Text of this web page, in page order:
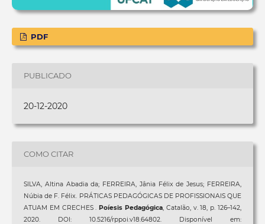
PDF
PUBLICADO
20-12-2020
COMO CITAR
SILVA, Altina Abadia da; FERREIRA, Jânia Félix de Jesus; FERREIRA,
Núbia de F. Félix. PRÁTICAS PEDAGÓGICAS DE PROFISSIONAIS QUE
ATUAM EM CRECHES .Poíesis Pedagógica, Catalão, v. 18, p. 126–142,
2020. DOI: 10.5216/rppoi.v18.64802. Disponível em: